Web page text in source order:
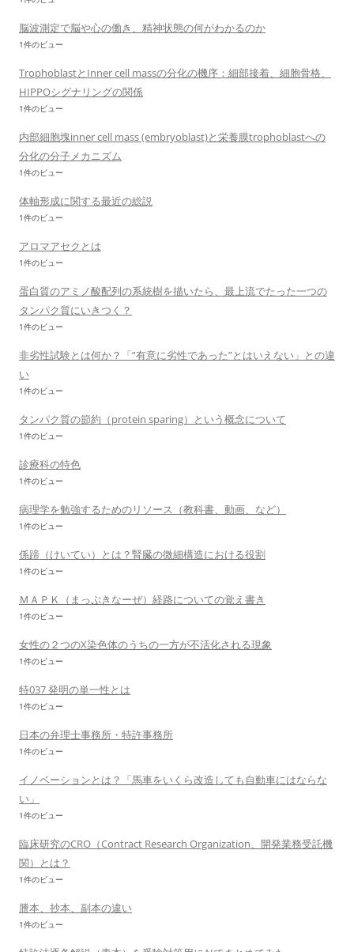
脳波測定で脳や心の働き、精神状態の何がわかるのか
1件のビュー
TrophoblastとInner cell massの分化の機序：細部接着、細胞骨格、
HIPPOシグナリングの関係
1件のビュー
内部細胞塊inner cell mass (embryoblast)と栄養膜trophoblastへの
分化の分子メカニズム
1件のビュー
体軸形成に関する最近の総説
1件のビュー
アロマアセクとは
1件のビュー
蛋白質のアミノ酸配列の系統樹を描いたら、最上流でたった一つの
タンパク質にいきつく？
1件のビュー
非劣性試験とは何か？「”有意に劣性であった”とはいえない」との違
い
1件のビュー
タンパク質の節約（protein sparing）という概念について
1件のビュー
診療科の特色
1件のビュー
病理学を勉強するためのリソース（教科書、動画、など）
1件のビュー
係蹄（けいてい）とは？腎臓の微細構造における役割
1件のビュー
ＭＡＰＫ（まっぷきなーぜ）経路についての覚え書き
1件のビュー
女性の２つのX染色体のうちの一方が不活化される現象
1件のビュー
特037 発明の単一性とは
1件のビュー
日本の弁理士事務所・特許事務所
1件のビュー
イノベーションとは？「馬車をいくら改造しても自動車にはならな
い」
1件のビュー
臨床研究のCRO（Contract Research Organization、開発業務受託機
関）とは？
1件のビュー
謄本、抄本、副本の違い
1件のビュー